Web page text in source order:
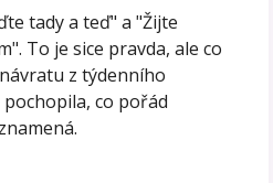
tady a teď" a "Žijte
To je sice pravda, ale co
z týdenního
co pořád